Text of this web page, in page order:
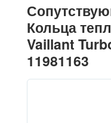
Кольца
Vaillant
11981163